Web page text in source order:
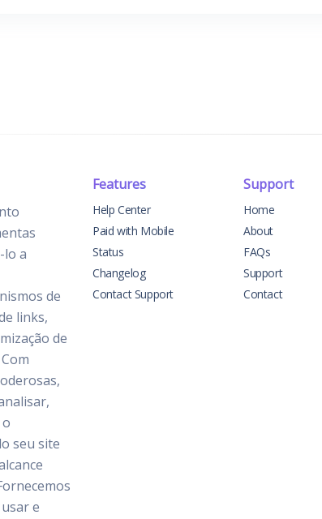
lo a
de
links,
de
seu site
e
Features
Help Center
Paid with Mobile
Status
Changelog
Contact Support
Support
Home
About
FAQs
Support
Contact